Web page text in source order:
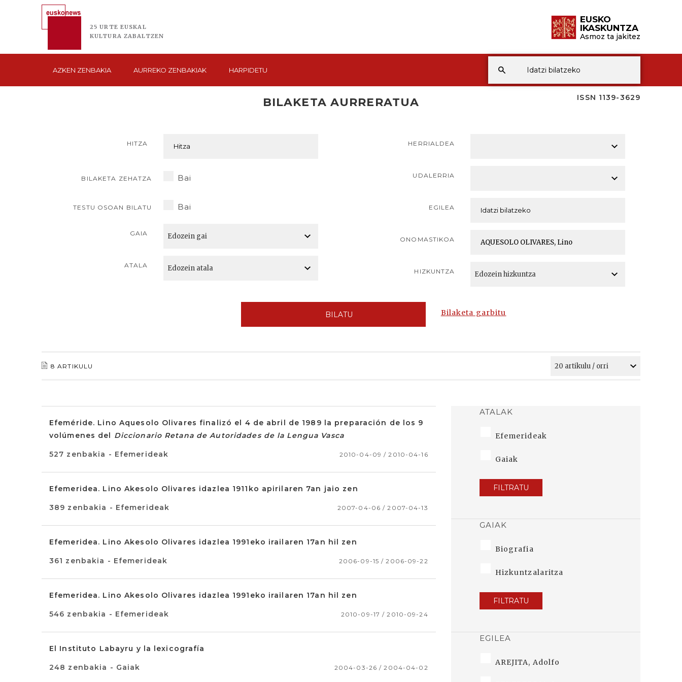
25 URTE EUSKAL
KULTURA ZABALTZEN
EUSKO
IKASKUNTZA
Asmoz ta jakitez
AZKEN ZENBAKIA AURREKO ZENBAKIAK HARPIDETU
ISSN 1139-3629
BILAKETA AURRERATUA
HITZA
BILAKETA ZEHATZA Bai
TESTU OSOAN BILATU Bai
GAIA
ATALA
HERRIALDEA
UDALERRIA
EGILEA
ONOMASTIKOA
HIZKUNTZA
BILATU Bilaketa garbitu
8 ARTIKULU
Efeméride. Lino Aquesolo Olivares finalizó el 4 de abril de 1989 la preparación de los 9
volúmenes del Diccionario Retana de Autoridades de la Lengua Vasca
527 zenbakia - Efemerideak 2010-04-09 / 2010-04-16
Efemeridea. Lino Akesolo Olivares idazlea 1911ko apirilaren 7an jaio zen
389 zenbakia - Efemerideak 2007-04-06 / 2007-04-13
Efemeridea. Lino Akesolo Olivares idazlea 1991eko irailaren 17an hil zen
361 zenbakia - Efemerideak 2006-09-15 / 2006-09-22
Efemeridea. Lino Akesolo Olivares idazlea 1991eko irailaren 17an hil zen
546 zenbakia - Efemerideak 2010-09-17 / 2010-09-24
El Instituto Labayru y la lexicografía
248 zenbakia - Gaiak 2004-03-26 / 2004-04-02
ATALAK
Efemerideak
Gaiak
FILTRATU
GAIAK
Biografia
Hizkuntzalaritza
FILTRATU
EGILEA
AREJITA, Adolfo